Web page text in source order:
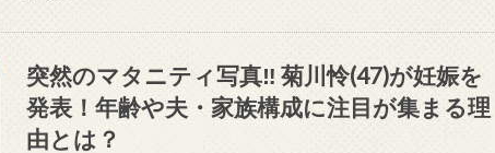
突然のマタニティ写真‼ 菊川怜(47)が妊娠を
発表！年齢や夫・家族構成に注目が集まる理
由とは？